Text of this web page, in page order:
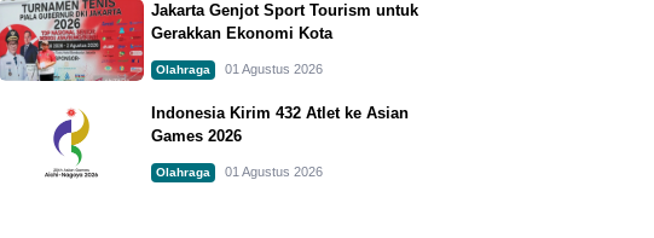
Jakarta Genjot Sport Tourism untuk
Gerakkan Ekonomi Kota
Olahraga 01 Agustus 2026
Indonesia Kirim 432 Atlet ke Asian
Games 2026
Olahraga 01 Agustus 2026